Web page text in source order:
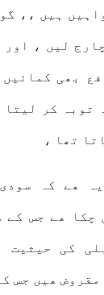
ہیں ،،
لیں ،
بھی
توبہ کر لیتا
تھا ،
ھے کہ
چکا ھے جس کے
کی حیثیت
ھیں جس